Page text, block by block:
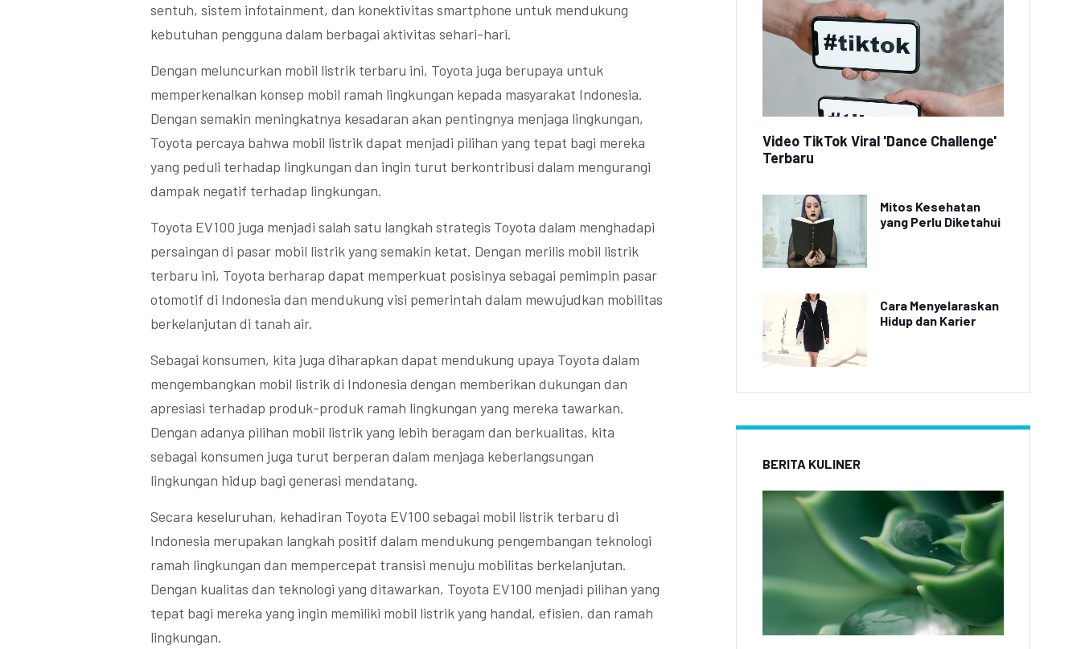
sentuh, sistem infotainment, dan konektivitas smartphone untuk mendukung
kebutuhan pengguna dalam berbagai aktivitas sehari-hari.
Dengan meluncurkan mobil listrik terbaru ini, Toyota juga berupaya untuk
memperkenalkan konsep mobil ramah lingkungan kepada masyarakat Indonesia.
Dengan semakin meningkatnya kesadaran akan pentingnya menjaga lingkungan,
Toyota percaya bahwa mobil listrik dapat menjadi pilihan yang tepat bagi mereka
yang peduli terhadap lingkungan dan ingin turut berkontribusi dalam mengurangi
dampak negatif terhadap lingkungan.
Toyota EV100 juga menjadi salah satu langkah strategis Toyota dalam menghadapi
persaingan di pasar mobil listrik yang semakin ketat. Dengan merilis mobil listrik
terbaru ini, Toyota berharap dapat memperkuat posisinya sebagai pemimpin pasar
otomotif di Indonesia dan mendukung visi pemerintah dalam mewujudkan mobilitas
berkelanjutan di tanah air.
Sebagai konsumen, kita juga diharapkan dapat mendukung upaya Toyota dalam
mengembangkan mobil listrik di Indonesia dengan memberikan dukungan dan
apresiasi terhadap produk-produk ramah lingkungan yang mereka tawarkan.
Dengan adanya pilihan mobil listrik yang lebih beragam dan berkualitas, kita
sebagai konsumen juga turut berperan dalam menjaga keberlangsungan
lingkungan hidup bagi generasi mendatang.
Secara keseluruhan, kehadiran Toyota EV100 sebagai mobil listrik terbaru di
Indonesia merupakan langkah positif dalam mendukung pengembangan teknologi
ramah lingkungan dan mempercepat transisi menuju mobilitas berkelanjutan.
Dengan kualitas dan teknologi yang ditawarkan, Toyota EV100 menjadi pilihan yang
tepat bagi mereka yang ingin memiliki mobil listrik yang handal, efisien, dan ramah
lingkungan.
Video TikTok Viral 'Dance Challenge'
Terbaru
Mitos Kesehatan
yang Perlu Diketahui
Cara Menyelaraskan
Hidup dan Karier
BERITA KULINER